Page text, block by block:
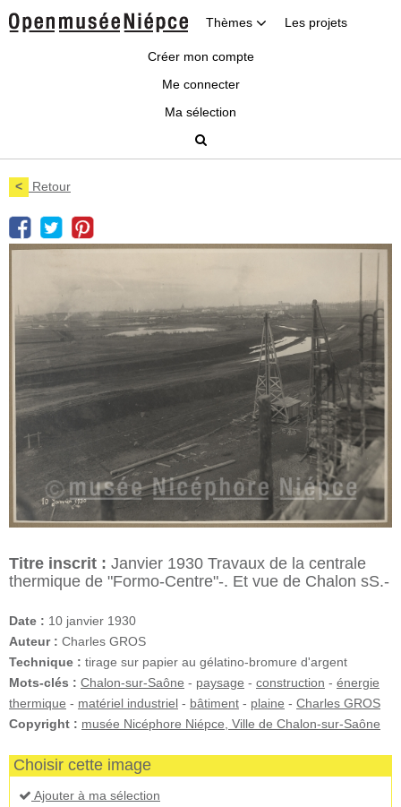
Thèmes Les projets
Créer mon compte
Me connecter
Ma sélection
< Retour
Titre inscrit : Janvier 1930 Travaux de la centrale
thermique de "Formo-Centre"-. Et vue de Chalon sS.-
Date : 10 janvier 1930
Auteur : Charles GROS
Technique : tirage sur papier au gélatino-bromure d'argent
Mots-clés : Chalon-sur-Saône - paysage - construction - énergie
thermique - matériel industriel - bâtiment - plaine - Charles GROS
Copyright : musée Nicéphore Niépce, Ville de Chalon-sur-Saône
Choisir cette image
Ajouter à ma sélection